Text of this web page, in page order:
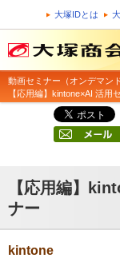
大塚IDとは
動画セミナー（オンデマン
【応用編】kintone×AI 活用
【応用編】
ナー
kintone